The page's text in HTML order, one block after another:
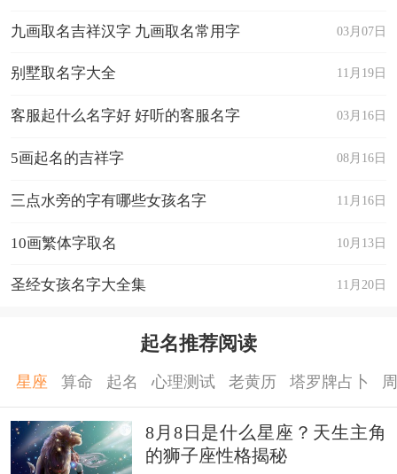
03月07日
九画取名吉祥汉字 九画取名常用字
11月19日
别墅取名字大全
03月16日
客服起什么名字好 好听的客服名字
08月16日
5画起名的吉祥字
11月16日
三点水旁的字有哪些女孩名字
10月13日
10画繁体字取名
11月20日
圣经女孩名字大全集
起名推荐阅读
星座 算命 起名 心理测试 老黄历 塔罗牌占卜
8月8日是什么星座？天生主角
的狮子座性格揭秘